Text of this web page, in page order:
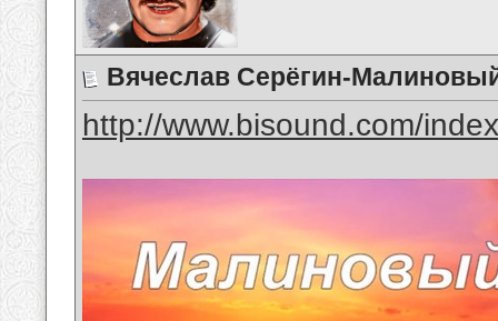
Вячеслав Серёгин-
http://www.bisound.com/